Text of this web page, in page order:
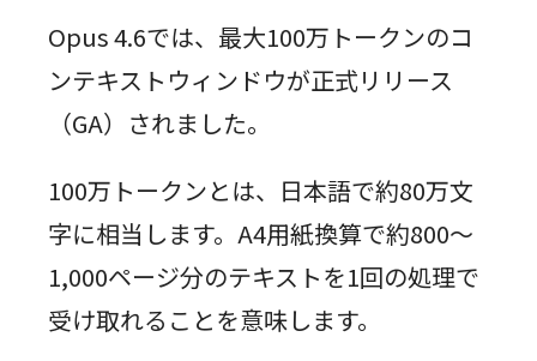
Opus 4.6では、最大100万トークンのコ
ンテキストウィンドウが正式リリース
（GA）されました。
100万トークンとは、日本語で約80万文
字に相当します。A4用紙換算で約800〜
1,000ページ分のテキストを1回の処理で
受け取れることを意味します。